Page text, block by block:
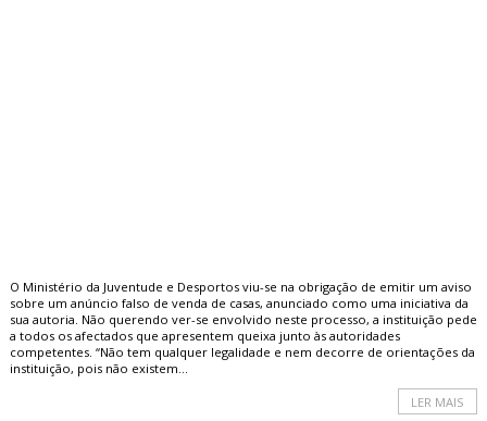
O Ministério da Juventude e Desportos viu-se na obrigação de emitir um aviso
sobre um anúncio falso de venda de casas, anunciado como uma iniciativa da
sua autoria. Não querendo ver-se envolvido neste processo, a instituição pede
a todos os afectados que apresentem queixa junto às autoridades
competentes. “Não tem qualquer legalidade e nem decorre de orientações da
instituição, pois não existem...
LER MAIS